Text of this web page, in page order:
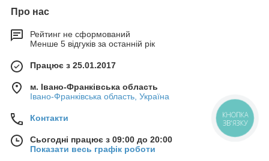
Про нас
Рейтинг не сформований
Менше 5 відгуків за останній рік
Працює з 25.01.2017
м. Івано-Франківська область
Івано-Франківська область, Україна
Контакти
Сьогодні працює з 09:00 до 20:00
Показати весь графік роботи
КНОПКА
ЗВ'ЯЗКУ